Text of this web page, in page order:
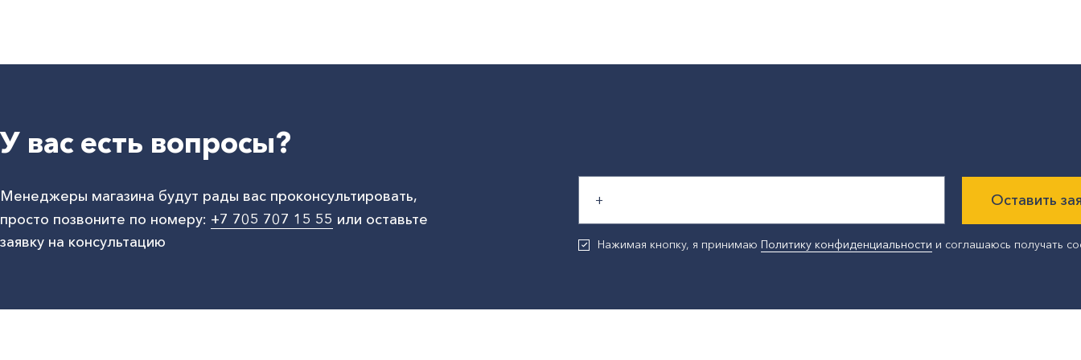
У вас есть вопросы?
Менеджеры магазина будут рады вас проконсультировать,
просто позвоните по номеру: +7 705 707 15 55 или оставьте
заявку на консультацию
Оставить
Нажимая кнопку, я принимаюПолитику конфиденциальности и соглашаюсь получать